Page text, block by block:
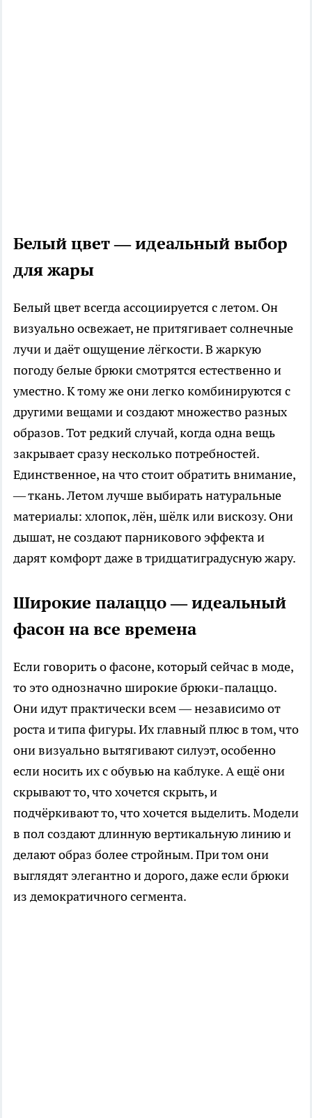
Белый цвет — идеальный выбор
для жары
Белый цвет всегда ассоциируется с летом. Он
визуально освежает, не притягивает солнечные
лучи и даёт ощущение лёгкости. В жаркую
погоду белые брюки смотрятся естественно и
уместно. К тому же они легко комбинируются с
другими вещами и создают множество разных
образов. Тот редкий случай, когда одна вещь
закрывает сразу несколько потребностей.
Единственное, на что стоит обратить внимание,
— ткань. Летом лучше выбирать натуральные
материалы: хлопок, лён, шёлк или вискозу. Они
дышат, не создают парникового эффекта и
дарят комфорт даже в тридцатиградусную жару.
Широкие палаццо — идеальный
фасон на все времена
Если говорить о фасоне, который сейчас в моде,
то это однозначно широкие брюки-палаццо.
Они идут практически всем — независимо от
роста и типа фигуры. Их главный плюс в том, что
они визуально вытягивают силуэт, особенно
если носить их с обувью на каблуке. А ещё они
скрывают то, что хочется скрыть, и
подчёркивают то, что хочется выделить. Модели
в пол создают длинную вертикальную линию и
делают образ более стройным. При том они
выглядят элегантно и дорого, даже если брюки
из демократичного сегмента.